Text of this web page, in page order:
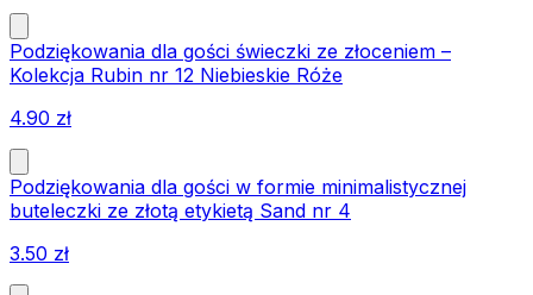
Podziękowania dla gości świeczki ze złoceniem –
Kolekcja Rubin nr 12 Niebieskie Róże
4.90 zł
Podziękowania dla gości w formie minimalistycznej
buteleczki ze złotą etykietą Sand nr 4
3.50 zł